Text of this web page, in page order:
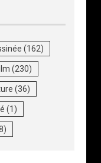
(162)
(230)
(36)
(1)